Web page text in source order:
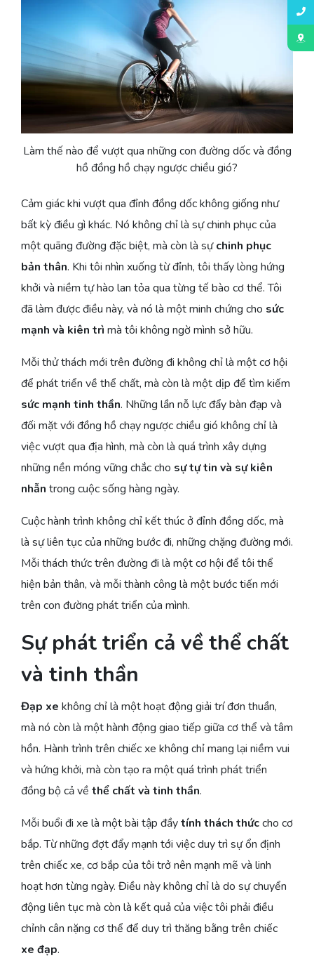
Làm thế nào để vượt qua những con đường dốc và đồng
hồ đồng hồ chạy ngược chiều gió?
Cảm giác khi vượt qua đỉnh đồng dốc không giống như
bất kỳ điều gì khác. Nó không chỉ là sự chinh phục của
một quãng đường đặc biệt, mà còn là sựchinh phục
bản thân. Khi tôi nhìn xuống từ đỉnh, tôi thấy lòng hứng
khởi và niềm tự hào lan tỏa qua từng tế bào cơ thể. Tôi
đã làm được điều này, và nó là một minh chứng cho sức
mạnh và kiên trì mà tôi không ngờ mình sở hữu.
Mỗi thử thách mới trên đường đi không chỉ là một cơ hội
để phát triển về thể chất, mà còn là một dịp để tìm kiếm
sức mạnh tinh thần. Những lần nỗ lực đẩy bàn đạp và
đối mặt với đồng hồ chạy ngược chiều gió không chỉ là
việc vượt qua địa hình, mà còn là quá trình xây dựng
những nền móng vững chắc cho sự tự tin và sự kiên
nhẫn trong cuộc sống hàng ngày.
Cuộc hành trình không chỉ kết thúc ở đỉnh đồng dốc, mà
là sự liên tục của những bước đi, những chặng đường mới.
Mỗi thách thức trên đường đi là một cơ hội để tôi thể
hiện bản thân, và mỗi thành công là một bước tiến mới
trên con đường phát triển của mình.
Sự phát triển cả về thể chất
và tinh thần
Đạp xe không chỉ là một hoạt động giải trí đơn thuần,
mà nó còn là một hành động giao tiếp giữa cơ thể và tâm
hồn. Hành trình trên chiếc xe không chỉ mang lại niềm vui
và hứng khởi, mà còn tạo ra một quá trình phát triển
đồng bộ cả về thể chất và tinh thần.
Mỗi buổi đi xe là một bài tập đầytính thách thứccho cơ
bắp. Từ những đợt đẩy mạnh tới việc duy trì sự ổn định
trên chiếc xe, cơ bắp của tôi trở nên mạnh mẽ và linh
hoạt hơn từng ngày. Điều này không chỉ là do sự chuyển
động liên tục mà còn là kết quả của việc tôi phải điều
chỉnh cân nặng cơ thể để duy trì thăng bằng trên chiếc
xe đạp.